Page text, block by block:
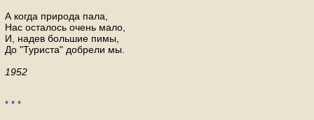
А когда природа пала,
Нас осталось очень мало,
И, надев большие пимы,
До "Туриста" добрели мы.
1952
* * *